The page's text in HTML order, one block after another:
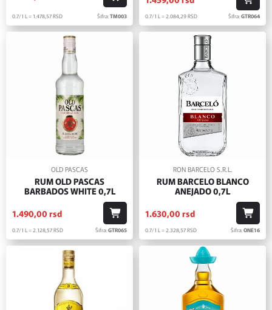
0.7/1 L = 1.478,57RSD Šifra:TM003 0.7/1 L = 2.084,29RSD Šifra:GTR064
OLD PASCAS
RUM OLD PASCAS
BARBADOS WHITE 0,7L
1.490,00 rsd
0.7/1 L = 2.128,57RSD Šifra:GTR065
RON BARCELO S.R.L.
RUM BARCELO BLANCO
ANEJADO 0,7L
1.630,00 rsd
0.7/1 L = 2.328,57RSD Šifra:ONE16